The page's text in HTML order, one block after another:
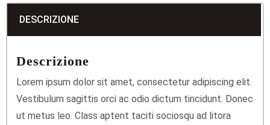
DESCRIZIONE
Descrizione
Lorem ipsum dolor sit amet, consectetur adipiscing elit.
Vestibulum sagittis orci ac odio dictum tincidunt. Donec
ut metus leo. Class aptent taciti sociosqu ad litora